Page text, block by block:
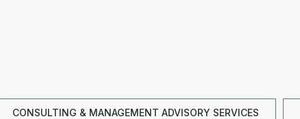
CONSULTING & MANAGEMENT ADVISORY SERVICES